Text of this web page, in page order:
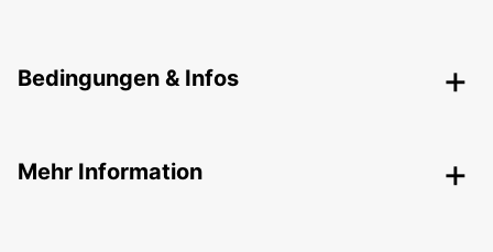
Bedingungen & Infos
Mehr Information